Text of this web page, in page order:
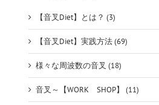
【音叉Diet】とは？ (3)
【音叉Diet】実践方法 (69)
様々な周波数の音叉 (18)
音叉～【WORK SHOP】 (11)